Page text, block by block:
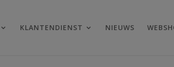
KLANTENDIENST NIEUWS